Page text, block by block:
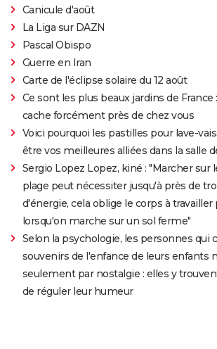
Canicule d'août
La Liga sur DAZN
Pascal Obispo
Guerre en Iran
Carte de l'éclipse solaire du 12 août
Ce sont les plus beaux jardins de France
cache forcément près de chez vous
Voici pourquoi les pastilles pour lave-
être vos meilleures alliées dans la salle
Sergio Lopez Lopez, kiné : "Marcher sur
plage peut nécessiter jusqu'à près de
d'énergie, cela oblige le corps à travailler
lorsqu'on marche sur un sol ferme"
Selon la psychologie, les personnes qui
souvenirs de l'enfance de leurs enfants
seulement par nostalgie : elles y
de réguler leur humeur